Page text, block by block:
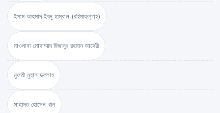
ইমাম আহমাদ ইবনু হাম্বাল (রহিমাহুল্লাহ)
মাওলানা মোহাম্মাদ মিজানুর রহমান জাহেরী
মুফতী মুহাম্মাদুল্লাহ
সাহাদত হোসেন খান